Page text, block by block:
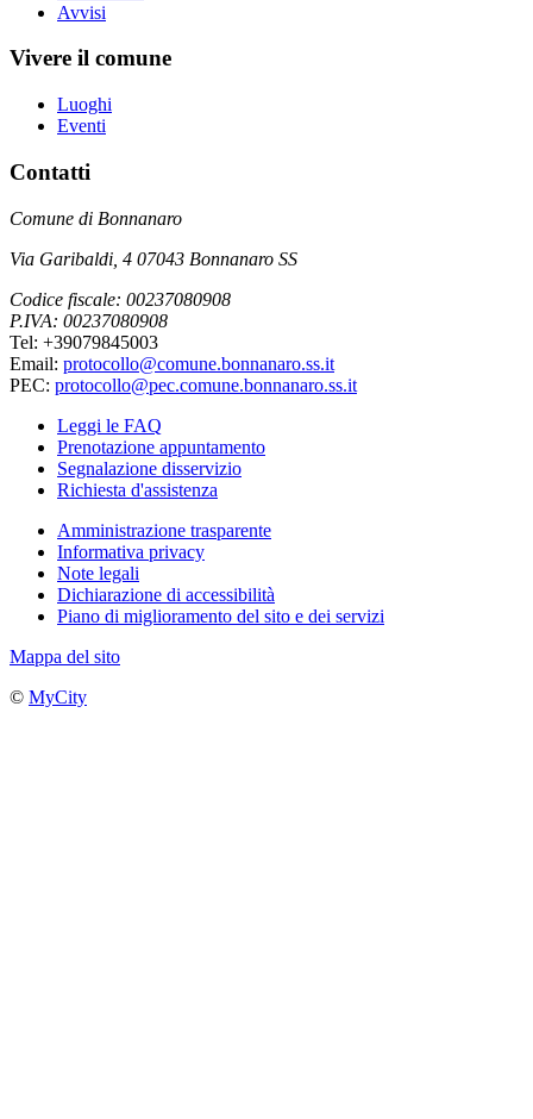
Avvisi
Vivere il comune
Luoghi
Eventi
Contatti
Comune di Bonnanaro
Via Garibaldi, 4 07043 Bonnanaro SS
Codice fiscale: 00237080908
P.IVA: 00237080908
Tel: +39079845003
Email: protocollo@comune.bonnanaro.ss.it
PEC: protocollo@pec.comune.bonnanaro.ss.it
Leggi le FAQ
Prenotazione appuntamento
Segnalazione disservizio
Richiesta d'assistenza
Amministrazione trasparente
Informativa privacy
Note legali
Dichiarazione di accessibilità
Piano di miglioramento del sito e dei servizi
Mappa del sito
© MyCity